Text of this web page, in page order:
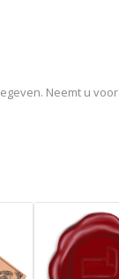
Neemt u